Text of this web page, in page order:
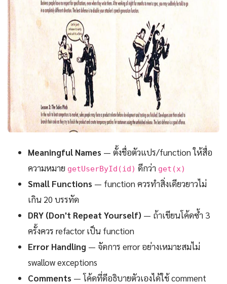
Meaningful Names — ตั้งชื่อตัวแปร/function ให้สื่อ
ความหมาย getUserById(id) ดีกว่า get(x)
Small Functions — function ควรทำสิ่งเดียวยาวไม่
เกิน 20 บรรทัด
DRY (Don't Repeat Yourself) — ถ้าเขียนโค้ดซ้ำ 3
ครั้งควร refactor เป็น function
Error Handling — จัดการ error อย่างเหมาะสมไม่
swallow exceptions
Comments — โค้ดที่ดีอธิบายตัวเองได้ใช้ comment